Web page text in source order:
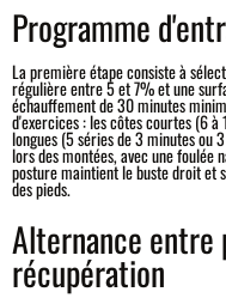
Programme
La première étape consiste à
régulière entre 5 et 7% et une
échauffement de 30 minutes
d'exercices : les côtes courtes (6
longues (5 séries de 3 minutes ou
lors des montées, avec une
posture maintient le buste droit et
des pieds.
Alternance entre
récupération